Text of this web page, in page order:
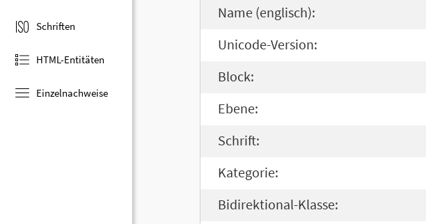
Schriften
HTML-Entitäten
Einzelnachweise
Name (englisch):
Unicode-Version:
Block:
Ebene:
Schrift:
Kategorie:
Bidirektional-Klasse: